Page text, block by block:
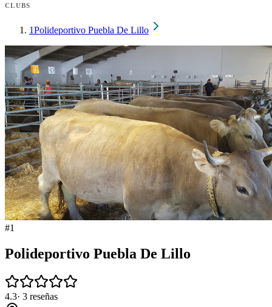
CLUBS
1Polideportivo Puebla De Lillo
#1
Polideportivo Puebla De Lillo
4.3· 3 reseñas